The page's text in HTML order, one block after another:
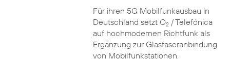
Für ihren 5G Mobilfunkausbau in
Deutschland setzt O2/ Telefónica
auf hochmodernen Richtfunk als
Ergänzung zur Glasfaseranbindung
von Mobilfunkstationen.